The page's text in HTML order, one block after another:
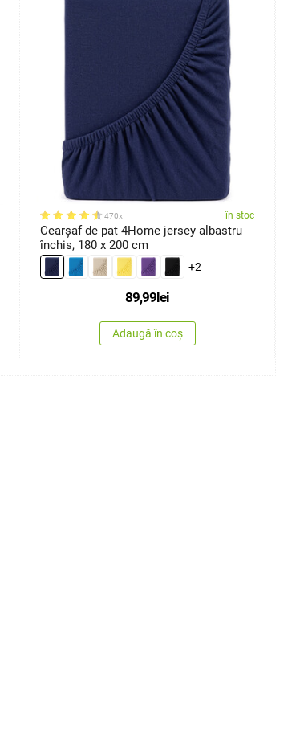
470x în stoc
Cearșaf de pat 4Home jersey albastru
închis, 180 x 200 cm
+2
89,99lei
Adaugă în coș